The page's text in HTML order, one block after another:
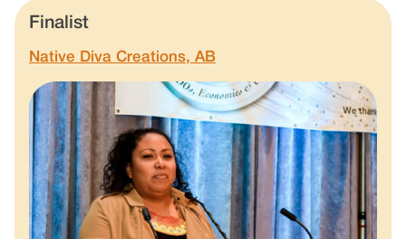
Finalist
Native Diva Creations, AB